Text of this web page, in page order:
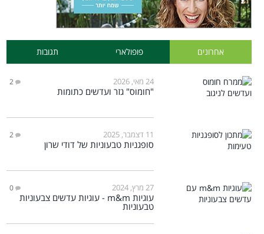
אחרונים פופולארי תגובות
24 מאי, 2026 2
"חומוס" גזר ועדשים כתומות
11 דצמבר, 2025 2
סופגניות טבעוניות של דודי שרון
27 מרץ, 2024 0
עוגיות m&m - עוגיות עדשים צבעוניות
טבעוניות